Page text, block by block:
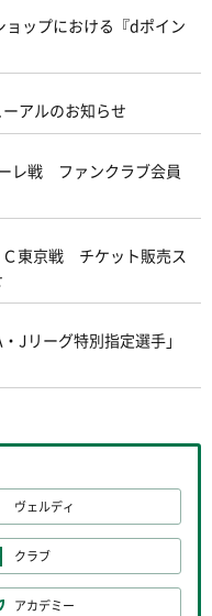
ップにおける『dポイン
アルのお知らせ
レ戦 ファンクラブ会員
Ｃ東京戦 チケット販売ス
Jリーグ特別指定選手」
ヴェルディ
クラブ
アカデミー